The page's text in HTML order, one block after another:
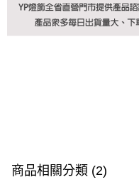
商品相關分類 (2)